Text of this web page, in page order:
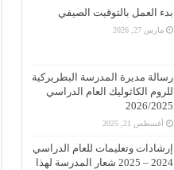
بدء العمل بالتوقيت الصيفي
مارس 27, 2026
رسالة مديرة المدرسة البطريركية
للروم الكاثوليك العام الدراسي
2026/2025
أغسطس 21, 2025
إرشادات وتعليمات للعام الدراسي
2024 – 2025 شعار المدرسة لهذا